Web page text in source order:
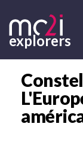
principal
explorers
Contenu
principal